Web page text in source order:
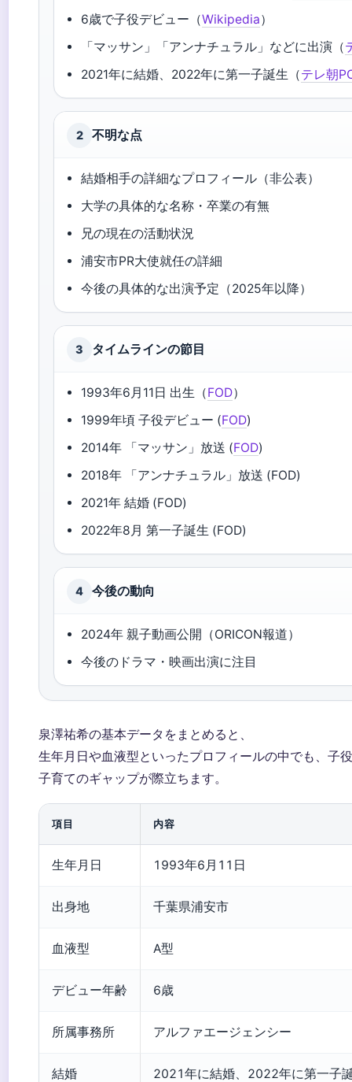
6歳で子役デビュー（Wikipedia）
「マッサン」「アンナチュラル」などに出演（
2021年に結婚、2022年に第一子誕生（テレ朝
2 不明な点
結婚相手の詳細なプロフィール（非公表）
大学の具体的な名称・卒業の有無
兄の現在の活動状況
浦安市PR大使就任の詳細
今後の具体的な出演予定（2025年以降）
3 タイムラインの節目
1993年6月11日 出生（FOD）
1999年頃 子役デビュー (FOD)
2014年 「マッサン」放送 (FOD)
2018年 「アンナチュラル」放送 (FOD)
2021年 結婚 (FOD)
2022年8月 第一子誕生 (FOD)
4 今後の動向
2024年 親子動画公開（ORICON報道）
今後のドラマ・映画出演に注目
泉澤祐希の基本データをまとめると、
生年月日や血液型といったプロフィールの中でも、子
子育てのギャップが際立ちます。
項目 内容
生年月日 1993年6月11日
出身地 千葉県浦安市
血液型 A型
デビュー年齢 6歳
所属事務所 アルファエージェンシー
結婚 2021年に結婚、2022年に第一子